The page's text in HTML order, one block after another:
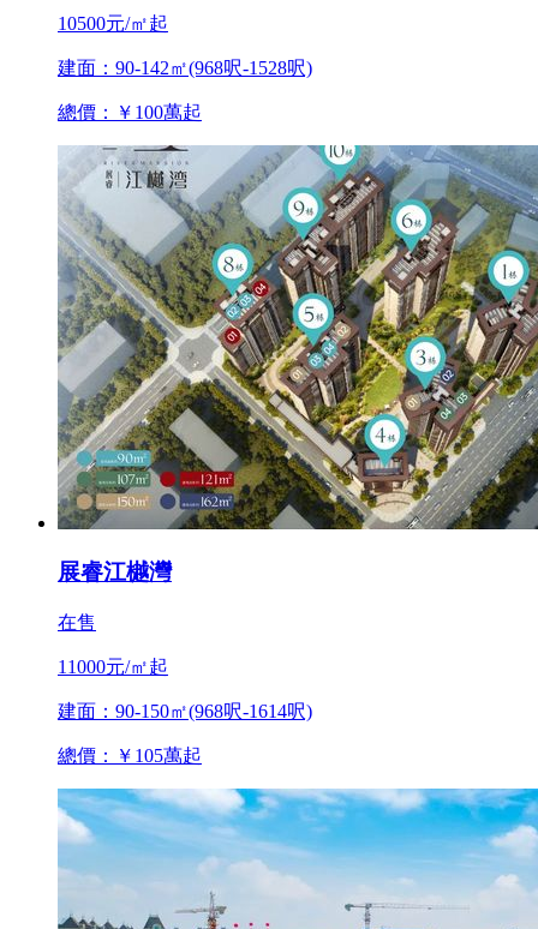
10500元/㎡起
建面：90-142㎡(968呎-1528呎)
總價：￥100萬起
展睿江樾灣
在售
11000元/㎡起
建面：90-150㎡(968呎-1614呎)
總價：￥105萬起